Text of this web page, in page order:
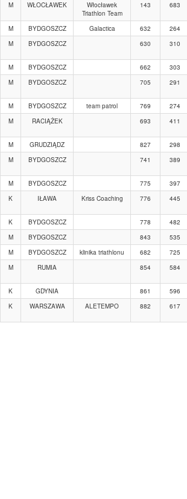
M WŁOCŁAWEK
Włocławek
Triathlon Team
143 683
M BYDGOSZCZ Galactica 632
264
M BYDGOSZCZ 630 310
M BYDGOSZCZ 662
303
M BYDGOSZCZ 705 291
M BYDGOSZCZ team patrol 769
274
M RACIĄŻEK 693 411
M GRUDZIĄDZ 827
298
M BYDGOSZCZ 741 389
M BYDGOSZCZ 775
397
K IŁAWA Kriss Coaching 776 445
K BYDGOSZCZ 778
482
M BYDGOSZCZ 843
535
M BYDGOSZCZ klinika triathlonu 682
725
M RUMIA 854 584
K GDYNIA 861
596
K WARSZAWA ALETEMPO 882 617